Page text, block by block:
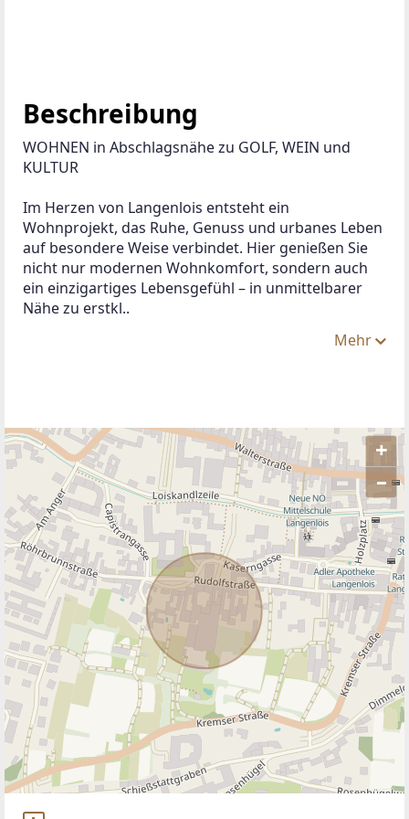
Zur Merkliste hinzufügen
ANBIETER KONTAKTIEREN
Doris Schneider-Hiesberger
IMMOcontract Immobilien Vermittlung
GmbH
TELEFON
+43 664 81 9...
Diese und 2.331 weitere Anzeigen des
Anbieters